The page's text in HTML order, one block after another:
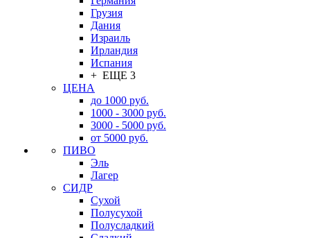
Грузия
Дания
Израиль
Ирландия
Испания
+ ЕЩЕ 3
ЦЕНА
до 1000 руб.
1000 - 3000 руб.
3000 - 5000 руб.
от 5000 руб.
ПИВО
Эль
Лагер
СИДР
Сухой
Полусухой
Полусладкий